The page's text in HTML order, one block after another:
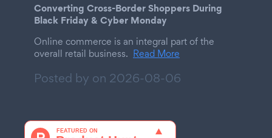
Converting Cross-Border Shoppers During
Black Friday & Cyber Monday
Online commerce is an integral part of the
overall retail business. Read More
Posted by on 2026-08-06